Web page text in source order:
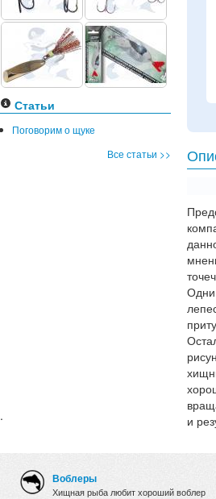
Статьи
Поговорим о щуке
Все статьи >>
.
и
Воблеры
Хищная рыба любит хороший воблер